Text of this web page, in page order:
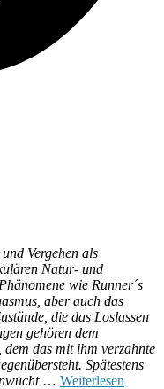
Vergehen als
Natur- und
wie Runner´s
aber auch das
die das Loslassen
gehören dem
das mit ihm verzahnte
Spätestens
… Weiterlesen